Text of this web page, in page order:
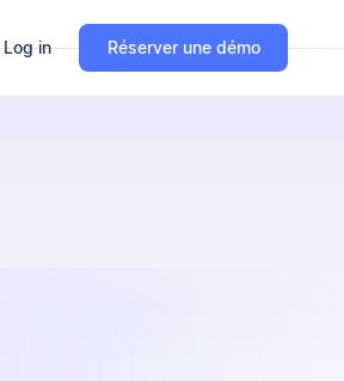
Log in Réserver une démo